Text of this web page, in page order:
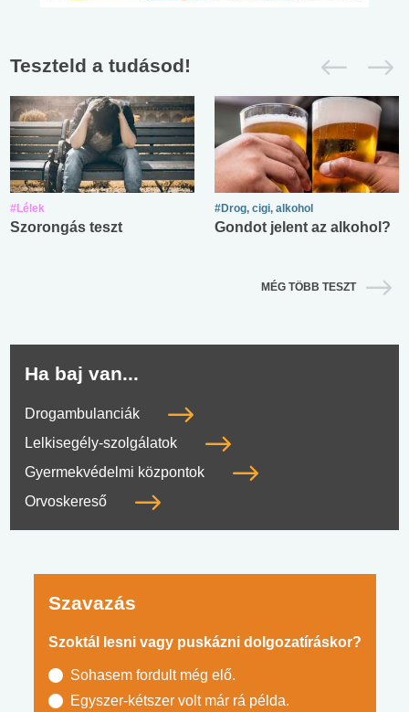
Teszteld a tudásod!
#Lélek
Szorongás teszt
#Drog, cigi, alkohol
Gondot jelent az alkohol?
MÉG TÖBB TESZT
Ha baj van...
Drogambulanciák
Lelkisegély-szolgálatok
Gyermekvédelmi központok
Orvoskereső
Szavazás
Szoktál lesni vagy puskázni dolgozatíráskor?
Sohasem fordult még elő.
Egyszer-kétszer volt már rá példa.